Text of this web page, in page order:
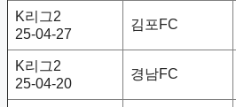
K리그2
25-04-27
김포FC
K리그2
25-04-20
경남FC